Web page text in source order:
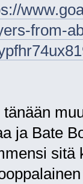
from-
tänään
ja Bate
sitä